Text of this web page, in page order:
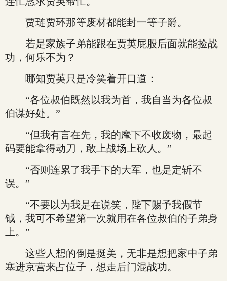
贾琏贾环那等废材都能封一等子爵。
若是家族子弟能跟在贾英屁股后面就能捡战
功，何乐不为？
哪知贾英只是冷笑着开口道：
“各位叔伯既然以我为首，我自当为各位叔
伯谋好处。”
“但我有言在先，我的麾下不收废物，最起
码要能拿得动刀，敢上战场上砍人。”
“否则连累了我手下的大军，也是定斩不
误。”
“不要以为我是在说笑，陛下赐予我假节
钺，我可不希望第一次就用在各位叔伯的子弟身
上。”
这些人想的倒是挺美，无非是想把家中子弟
塞进京营来占位子，想走后门混战功。